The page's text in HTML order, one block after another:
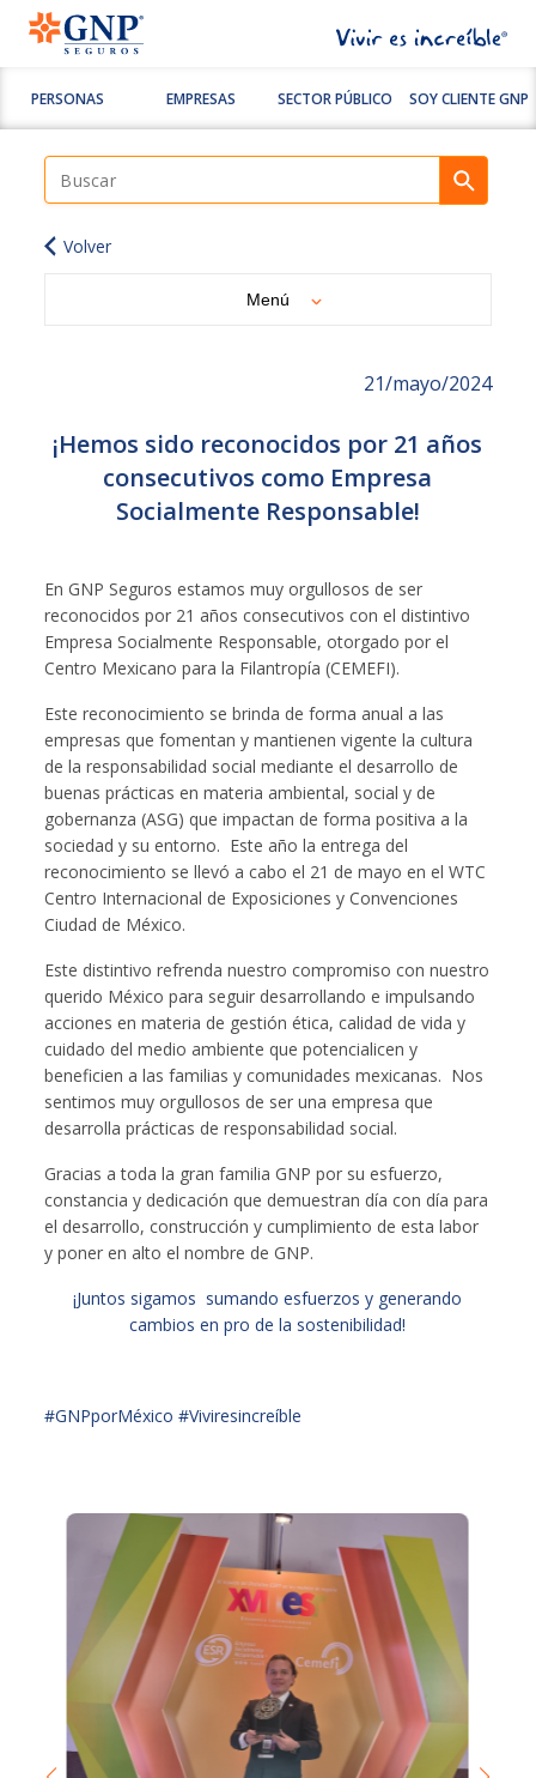
PERSONAS EMPRESAS SECTOR PÚBLICO SOY CLIENTE GNP
Volver
Menú
21/mayo/2024
¡Hemos sido reconocidos por 21 años
consecutivos como Empresa
Socialmente Responsable!
En GNP Seguros estamos muy orgullosos de ser
reconocidos por 21 años consecutivos con el distintivo
Empresa Socialmente Responsable, otorgado por el
Centro Mexicano para la Filantropía (CEMEFI).
Este reconocimiento se brinda de forma anual a las
empresas que fomentan y mantienen vigente la cultura
de la responsabilidad social mediante el desarrollo de
buenas prácticas en materia ambiental, social y de
gobernanza (ASG) que impactan de forma positiva a la
sociedad y su entorno. Este año la entrega del
reconocimiento se llevó a cabo el 21 de mayo en el WTC
Centro Internacional de Exposiciones y Convenciones
Ciudad de México.
Este distintivo refrenda nuestro compromiso con nuestro
querido México para seguir desarrollando e impulsando
acciones en materia de gestión ética, calidad de vida y
cuidado del medio ambiente que potencialicen y
beneficien a las familias y comunidades mexicanas. Nos
sentimos muy orgullosos de ser una empresa que
desarrolla prácticas de responsabilidad social.
Gracias a toda la gran familia GNP por su esfuerzo,
constancia y dedicación que demuestran día con día para
el desarrollo, construcción y cumplimiento de esta labor
y poner en alto el nombre de GNP.
¡Juntos sigamos sumando esfuerzos y generando
cambios en pro de la sostenibilidad!
#GNPporMéxico #Viviresincreíble